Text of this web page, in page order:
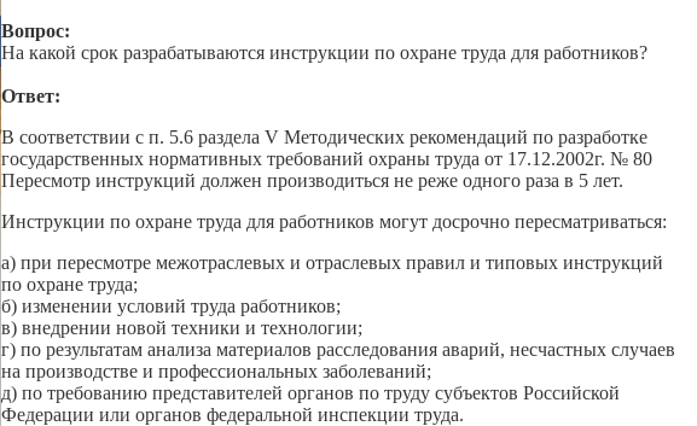
Вопрос:
На какой срок разрабатываются инструкции по охране труда для работников?
Ответ:
В соответствии с п. 5.6 раздела V Методических рекомендаций по разработке
государственных нормативных требований охраны труда от 17.12.2002г. № 80
Пересмотр инструкций должен производиться не реже одного раза в 5 лет.
Инструкции по охране труда для работников могут досрочно пересматриваться:
а) при пересмотре межотраслевых и отраслевых правил и типовых инструкций
по охране труда;
б) изменении условий труда работников;
в) внедрении новой техники и технологии;
г) по результатам анализа материалов расследования аварий, несчастных случаев
на производстве и профессиональных заболеваний;
д) по требованию представителей органов по труду субъектов Российской
Федерации или органов федеральной инспекции труда.